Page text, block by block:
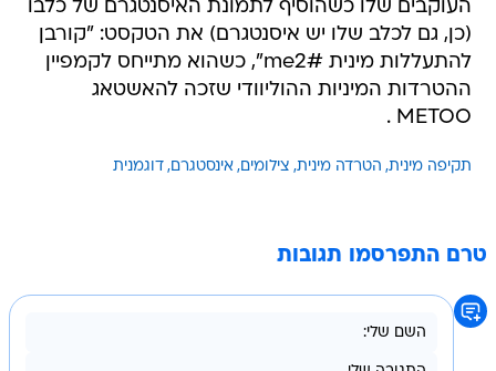
העוקבים שלו כשהוסיף לתמונת האיסנטגרם של כלבו
(כן, גם לכלב שלו יש איסנטגרם) את הטקסט: "קורבן
להתעללות מינית #me2", כשהוא מתייחס לקמפיין
ההטרדות המיניות ההוליוודי שזכה להאשטאג
METOO .
תקיפה מינית הטרדה מינית צילומים אינסטגרם דוגמנית
טרם התפרסמו תגובות